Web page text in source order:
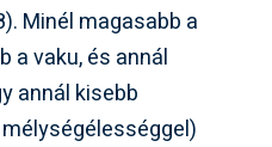
Minél magasabb a
a vaku, és annál
annál kisebb